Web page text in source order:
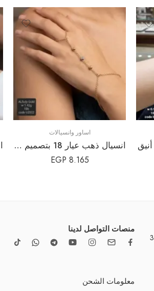
اساور وانسيالات
انسيال ذهب عيار 18 بتصميم أنيق وفاخر يناسب إطلالتك
8.165
EGP
منصات التواصل لدينا
معلومات الشحن